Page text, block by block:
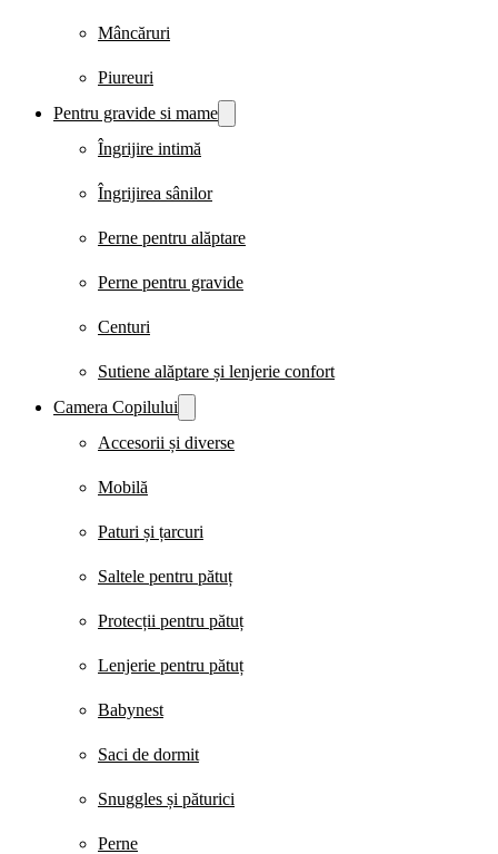
Mâncăruri
Piureuri
Pentru gravide si mame
Îngrijire intimă
Îngrijirea sânilor
Perne pentru alăptare
Perne pentru gravide
Centuri
Sutiene alăptare și lenjerie confort
Camera Copilului
Accesorii și diverse
Mobilă
Paturi și țarcuri
Saltele pentru pătuț
Protecții pentru pătuț
Lenjerie pentru pătuț
Babynest
Saci de dormit
Snuggles și păturici
Perne